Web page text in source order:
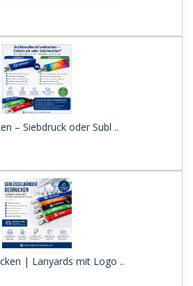
– Siebdruck oder Subl ..
| Lanyards mit Logo ..